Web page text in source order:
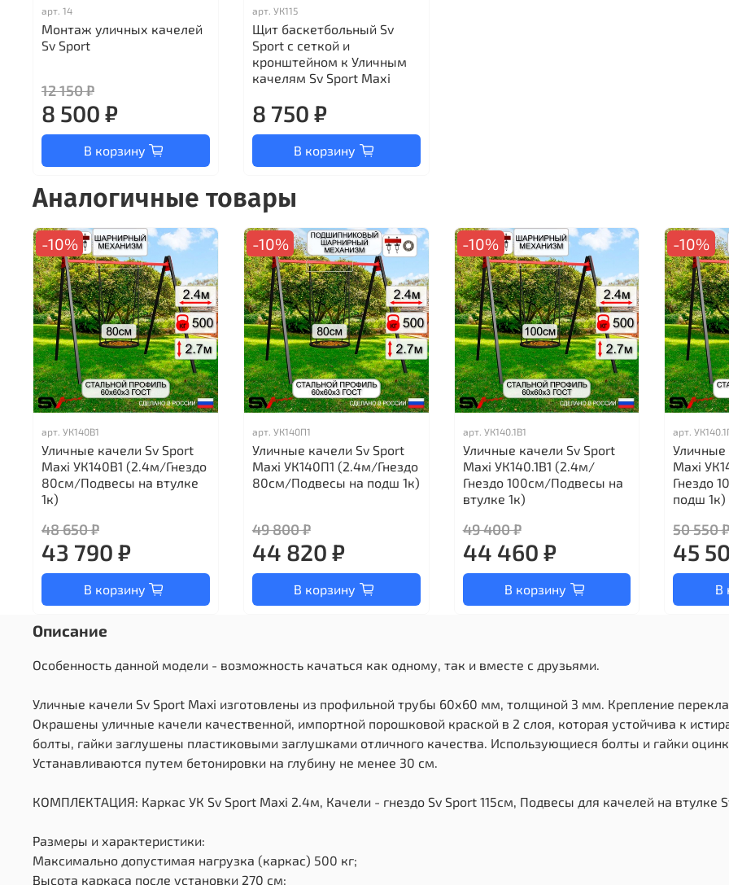
арт.14
Монтаж уличных качелей
Sv Sport
12 150 ₽
8 500 ₽
В корзину
арт. УК115
Щит баскетбольный Sv
Sport c сеткой и
кронштейном к Уличным
качелям Sv Sport Maхi
8 750 ₽
В корзину
Аналогичные товары
-10%
арт. УК140В1
Уличные качели Sv Sport
Maxi УК140В1 (2.4м/Гнездо
80см/Подвесы на втулке
1к)
48 650 ₽
43 790 ₽
В корзину
-10%
арт. УК140П1
Уличные качели Sv Sport
Maxi УК140П1 (2.4м/Гнездо
80см/Подвесы на подш 1к)
49 800 ₽
44 820 ₽
В корзину
-10%
арт. УК140.1В1
Уличные качели Sv Sport
Maxi УК140.1В1 (2.4м/
Гнездо 100см/Подвесы на
втулке 1к)
49 400 ₽
44 460 ₽
В корзину
-10%
арт.
Уличные
Maxi
Гнездо
подш 1к)
50 550
45
В
Описание
Особенность данной модели - возможность качаться как одному, так и вместе с друзьями.
Уличные качели Sv Sport Maxi изготовлены из профильной трубы 60х60 мм, толщиной 3 мм. Крепление
Окрашены уличные качели качественной, импортной порошковой краской в 2 слоя, которая устойчива к
болты, гайки заглушены пластиковыми заглушками отличного качества. Использующиеся болты и гайки
Устанавливаются путем бетонировки на глубину не менее 30 см.
КОМПЛЕКТАЦИЯ: Каркас УК Sv Sport Maxi 2.4м, Качели - гнездо Sv Sport 115см, Подвесы для качелей на втулке
Размеры и характеристики:
Максимально допустимая нагрузка (каркас) 500 кг;
Высота каркаса после установки 270 см;